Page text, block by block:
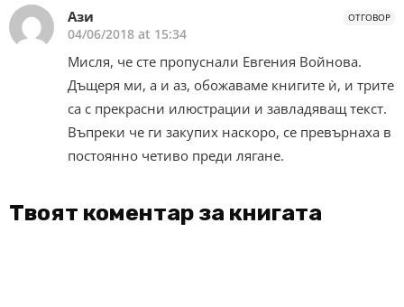
ОТГОВОР
Ази
04/06/2018 at 15:34
Мисля, че сте пропуснали Евгения Войнова.
Дъщеря ми, а и аз, обожаваме книгите ѝ, и трите
са с прекрасни илюстрации и завладяващ текст.
Въпреки че ги закупих наскоро, се превърнаха в
постоянно четиво преди лягане.
Твоят коментар за книгата